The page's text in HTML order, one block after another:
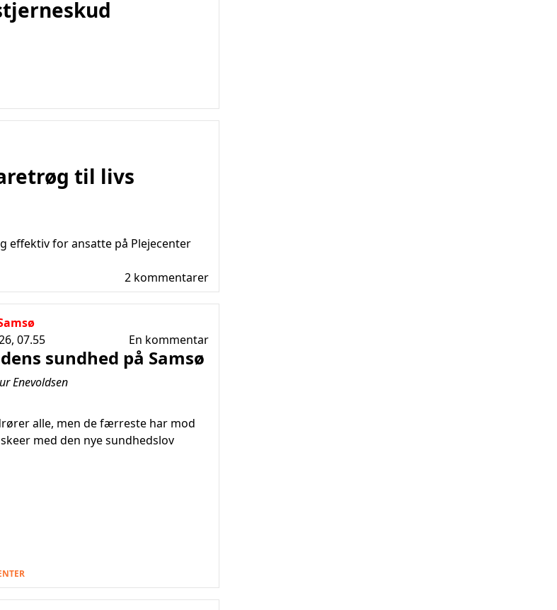
til livs
effektiv for ansatte på Plejecenter
2 kommentarer
07.55
En kommentar
sundhed på Samsø
Enevoldsen
alle, men de færreste har mod
med den nye sundhedslov